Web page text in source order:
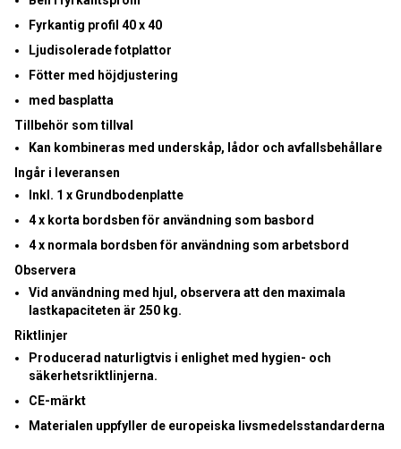
Fyrkantig profil 40 x 40
Ljudisolerade fotplattor
Fötter med höjdjustering
med basplatta
Tillbehör som tillval
Kan kombineras med underskåp, lådor och avfallsbehållare
Ingår i leveransen
Inkl. 1 x Grundbodenplatte
4 x korta bordsben för användning som basbord
4 x normala bordsben för användning som arbetsbord
Observera
Vid användning med hjul, observera att den maximala
lastkapaciteten är 250 kg.
Riktlinjer
Producerad naturligtvis i enlighet med hygien- och
säkerhetsriktlinjerna.
CE-märkt
Materialen uppfyller de europeiska livsmedelsstandarderna